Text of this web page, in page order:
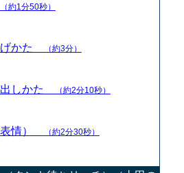
（約1分50秒）
げかた （約3分）
出しかた （約2分10秒）
表情） （約2分30秒）